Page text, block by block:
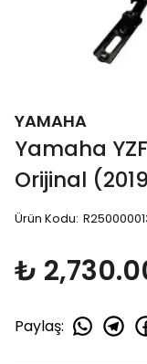
YAMAHA
Yamaha
Orijinal
Ürün Kodu:
₺
Paylaş: